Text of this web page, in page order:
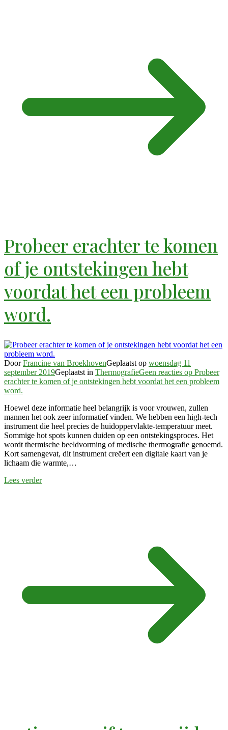
Probeer erachter te komen
of je ontstekingen hebt
voordat het een probleem
word.
DoorFrancine van BroekhovenGeplaatst op woensdag 11
september 2019Geplaatst in ThermografieGeen reacties op Probeer
erachter te komen of je ontstekingen hebt voordat het een probleem
word.
Hoewel deze informatie heel belangrijk is voor vrouwen, zullen
mannen het ook zeer informatief vinden. We hebben een high-tech
instrument die heel precies de huidoppervlakte-temperatuur meet.
Sommige hot spots kunnen duiden op een ontstekingsproces. Het
wordt thermische beeldvorming of medische thermografie genoemd.
Kort samengevat, dit instrument creëert een digitale kaart van je
lichaam die warmte,…
Lees verder